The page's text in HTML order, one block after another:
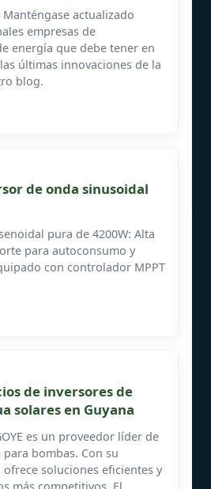
actualizado
empresas de
energía que debe tener en
últimas innovaciones de la
blog.
de onda sinusoidal
pura de 4200W: Alta
para autoconsumo y
con controlador MPPT
de inversores de
solares en Guyana
es un proveedor líder de
bombas. Con su
soluciones eficientes y